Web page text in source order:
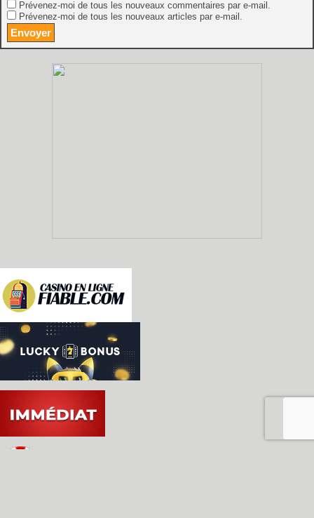
Prévenez-moi de tous les nouveaux commentaires par e-mail.
Prévenez-moi de tous les nouveaux articles par e-mail.